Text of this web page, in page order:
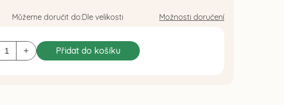
Přidat do košíku
Můžeme doručit do:Dle velikosti Možnosti doručení